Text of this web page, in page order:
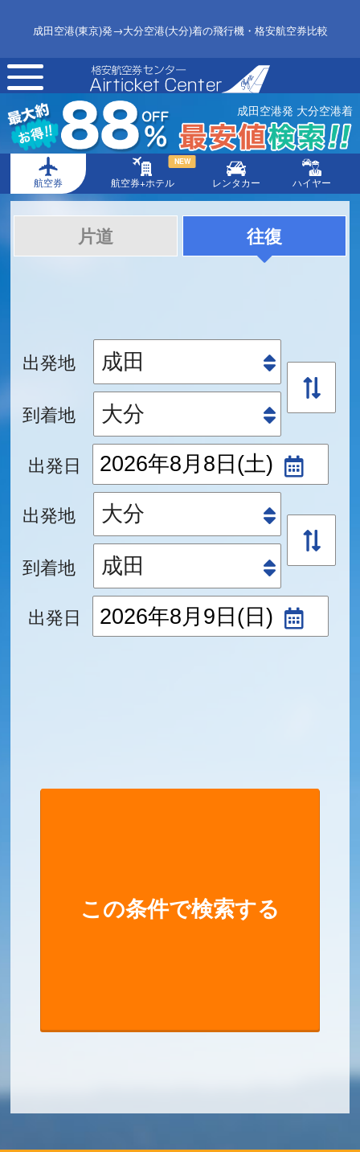
成田空港(東京)発→大分空港(大分)着の飛行機・格安航空券比較
toggle
navigation
成田空港発 大分空港着
航空券 航空券+ホテル
NEW
レンタカー ハイヤー
片道 往復
出発地
到着地
出発日
出発地
到着地
出発日